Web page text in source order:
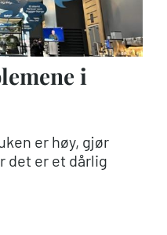
i
er høy, gjør
det er et dårlig